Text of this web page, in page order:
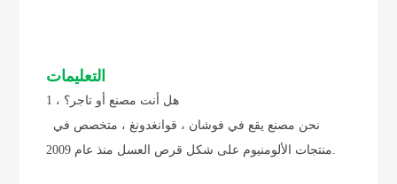
التعليمات
1 ، هل أنت مصنع أو تاجر؟